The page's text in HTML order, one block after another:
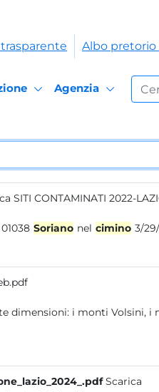
Albo pretorio
Agenzia
SITI CONTAMINATI 2022-
Soriano nel cimino
distinguere tre gruppi montuosi di modeste dimensioni: i
Scarica